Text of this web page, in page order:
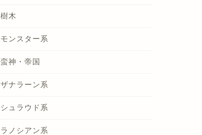
樹木
モンスター系
蛮神・帝国
ザナラーン系
シュラウド系
ラノシアン系